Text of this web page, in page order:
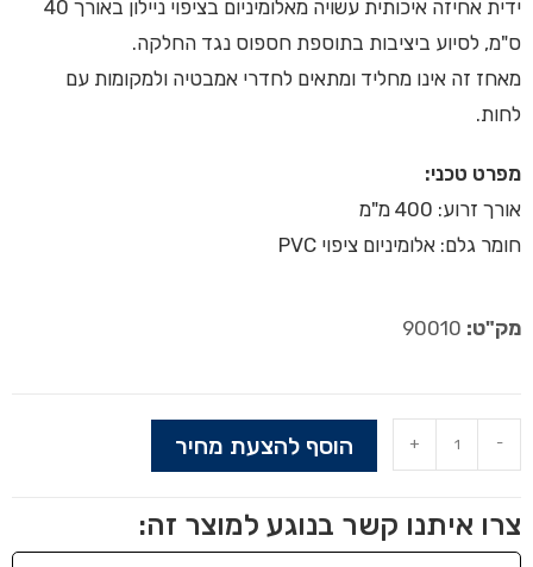
ידית אחיזה איכותית עשויה מאלומיניום בציפוי ניילון באורך 40
ס"מ, לסיוע ביציבות בתוספת חספוס נגד החלקה.
מאחז זה אינו מחליד ומתאים לחדרי אמבטיה ולמקומות עם
לחות.
מפרט טכני:
אורך זרוע: 400 מ"מ
חומר גלם: אלומיניום ציפוי PVC
מק"ט: 90010
-
+ הוסף להצעת מחיר
צרו איתנו קשר בנוגע למוצר זה: